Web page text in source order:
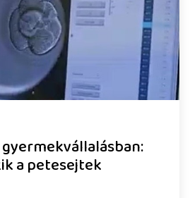
a petesejtek